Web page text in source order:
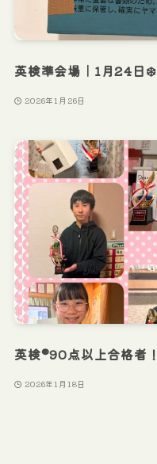
英検準会場｜1月24日❄️
2026年1月26日
英検®90点以上合格者！
2026年1月18日